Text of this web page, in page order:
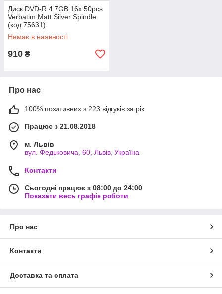
Диск DVD-R 4.7GB 16x 50рсs
Verbatim Matt Silver Spindle
(код 75631)
Немає в наявності
910 ₴
Про нас
100% позитивних з 223 відгуків за рік
Працює з 21.08.2018
м. Львів
вул. Федьковича, 60, Львів, Україна
Контакти
Сьогодні працює з 08:00 до 24:00
Показати весь графік роботи
Про нас
Контакти
Доставка та оплата